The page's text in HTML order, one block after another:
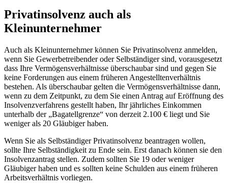
Privatinsolvenz auch als
Kleinunternehmer
Auch als Kleinunternehmer können Sie Privatinsolvenz anmelden,
wenn Sie Gewerbetreibender oder Selbständiger sind, vorausgesetzt
dass Ihre Vermögensverhältnisse überschaubar sind und gegen Sie
keine Forderungen aus einem früheren Angestelltenverhältnis
bestehen. Als überschaubar gelten die Vermögensverhältnisse dann,
wenn zu dem Zeitpunkt, zu dem Sie einen Antrag auf Eröffnung des
Insolvenzverfahrens gestellt haben, Ihr jährliches Einkommen
unterhalb der „Bagatellgrenze“ von derzeit 2.100 € liegt und Sie
weniger als 20 Gläubiger haben.
Wenn Sie als Selbständiger Privatinsolvenz beantragen wollen,
sollte Ihre Selbständigkeit zu Ende sein. Erst danach können sie den
Insolvenzantrag stellen. Zudem sollten Sie 19 oder weniger
Gläubiger haben und es sollten keine Schulden aus einem früheren
Arbeitsverhältnis vorliegen.